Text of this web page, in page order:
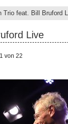
Trio feat. Bill Bruford
Live
von 22